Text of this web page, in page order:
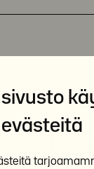
sivusto
evästeitä